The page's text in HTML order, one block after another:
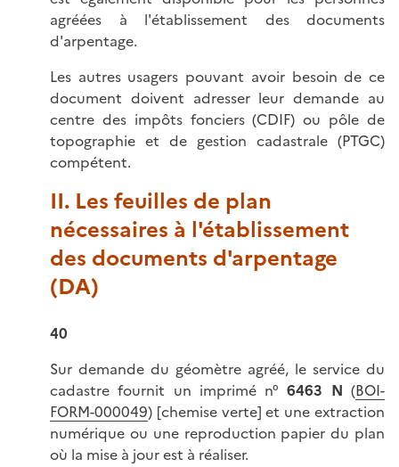
agréées à l'établissement des documents
d'arpentage.
Les autres usagers pouvant avoir besoin de ce
document doivent adresser leur demande au
centre des impôts fonciers (CDIF) ou pôle de
topographie et de gestion cadastrale (PTGC)
compétent.
II. Les feuilles de plan
nécessaires à l'établissement
des documents d'arpentage
(DA)
40
Sur demande du géomètre agréé, le service du
cadastre fournit un imprimé n°6463 N (BOI-
FORM-000049) [chemise verte] et une extraction
numérique ou une reproduction papier du plan
où la mise à jour est à réaliser.